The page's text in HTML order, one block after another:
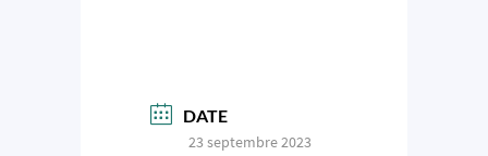
DATE
23 septembre 2023